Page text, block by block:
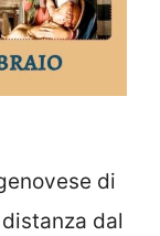
di
dal